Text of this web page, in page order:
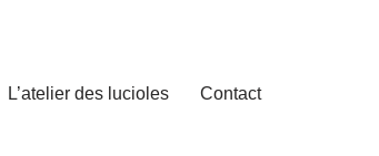
L’atelier des lucioles Contact